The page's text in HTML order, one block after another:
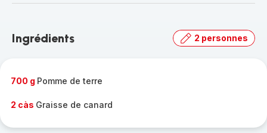
-
gamme
Ingrédients 2 personnes
700 g Pomme de terre
2 càs Graisse de canard